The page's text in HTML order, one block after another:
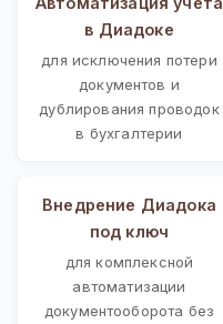
в Диадоке
для исключения потери
документов и
дублирования проводок
в бухгалтерии
Внедрение Диадока
под ключ
для комплексной
автоматизации
документооборота без